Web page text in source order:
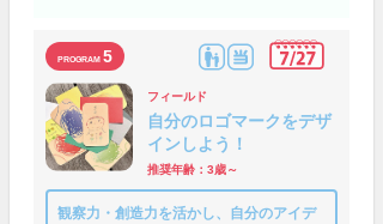
5
フィールド
自分のロゴマークをデザ
インしよう！
推奨年齢：3歳～
観察力・創造力を活かし、自分のアイデ